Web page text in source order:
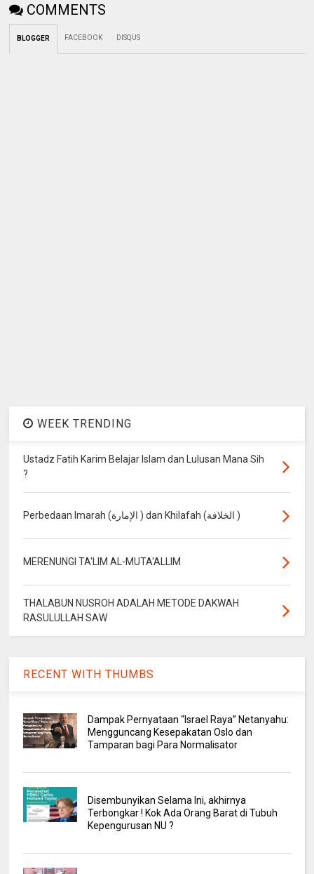
COMMENTS
BLOGGER FACEBOOK DISQUS
WEEK TRENDING
Ustadz Fatih Karim Belajar Islam dan Lulusan Mana Sih
?
Perbedaan Imarah (الإمارة ) dan Khilafah (الخلافة )
MERENUNGI TA'LIM AL-MUTA'ALLIM
THALABUN NUSROH ADALAH METODE DAKWAH
RASULULLAH SAW
RECENT WITH THUMBS
Dampak Pernyataan “Israel Raya” Netanyahu:
Mengguncang Kesepakatan Oslo dan
Tamparan bagi Para Normalisator
Disembunyikan Selama Ini, akhirnya
Terbongkar ! Kok Ada Orang Barat di Tubuh
Kepengurusan NU ?